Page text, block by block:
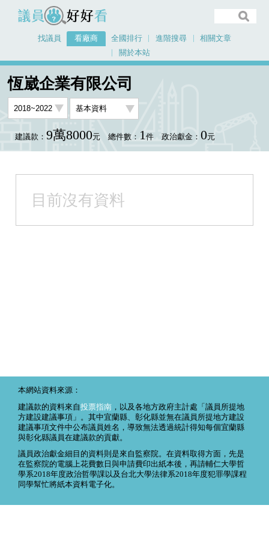
議員好好看
找議員 看廠商 全國排行 進階搜尋
相關文章
關於本站
恆崴企業有限公司
建議款： 9萬8000元 總件數： 1件 政治獻金： 0元
目前沒有資料
本網站資料來源：
建議款的資料來自投票指南 ，以及各地方政府主計處「議員所提地
方建設建議事項」。其中宜蘭縣、彰化縣並無在議員所提地方建設
建議事項文件中公布議員姓名，導致無法透過統計得知每個宜蘭縣
與彰化縣議員在建議款的貢獻。
議員政治獻金細目的資料則是來自監察院。在資料取得方面，先是
在監察院的電腦上花費數日與申請費印出紙本後，再請輔仁大學哲
學系2018年度政治哲學課以及台北大學法律系2018年度犯罪學課程
同學幫忙將紙本資料電子化。